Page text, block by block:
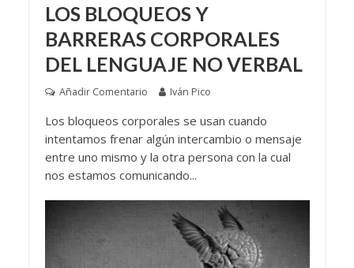
LOS BLOQUEOS Y
BARRERAS CORPORALES
DEL LENGUAJE NO VERBAL
Añadir Comentario Iván Pico
Los bloqueos corporales se usan cuando
intentamos frenar algún intercambio o mensaje
entre uno mismo y la otra persona con la cual
nos estamos comunicando...